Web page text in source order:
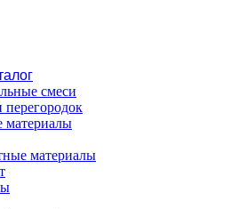
смеси
материалы
материалы